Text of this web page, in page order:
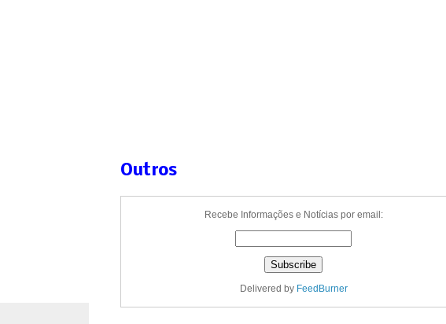
Outros
Recebe Informações e Notícias por email:
Delivered by FeedBurner